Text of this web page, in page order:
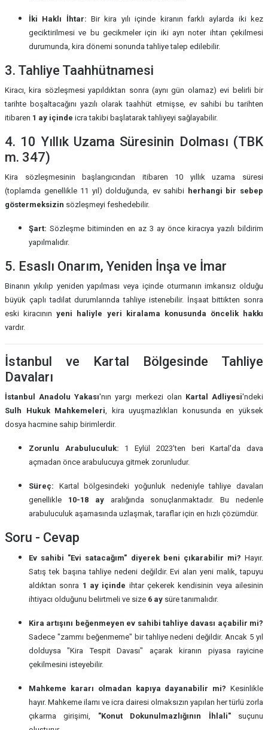
İki Haklı İhtar: Bir kira yılı içinde kiranın farklı aylarda iki kez
geciktirilmesi ve bu gecikmeler için iki ayrı noter ihtarı çekilmesi
durumunda, kira dönemi sonunda tahliye talep edilebilir.
3. Tahliye Taahhütnamesi
Kiracı, kira sözleşmesi yapıldıktan sonra (aynı gün olamaz) evi belirli bir
tarihte boşaltacağını yazılı olarak taahhüt etmişse, ev sahibi bu tarihten
itibaren 1 ay içinde icra takibi başlatarak tahliyeyi sağlayabilir.
4. 10 Yıllık Uzama Süresinin Dolması (TBK
m. 347)
Kira sözleşmesinin başlangıcından itibaren 10 yıllık uzama süresi
(toplamda genellikle 11 yıl) dolduğunda, ev sahibi herhangi bir sebep
göstermeksizin sözleşmeyi feshedebilir.
Şart: Sözleşme bitiminden en az 3 ay önce kiracıya yazılı bildirim
yapılmalıdır.
5. Esaslı Onarım, Yeniden İnşa ve İmar
Binanın yıkılıp yeniden yapılması veya içinde oturmanın imkansız olduğu
büyük çaplı tadilat durumlarında tahliye istenebilir. İnşaat bittikten sonra
eski kiracınınyeni haliyle yeri kiralama konusunda öncelik hakkı
vardır.
İstanbul ve Kartal Bölgesinde Tahliye
Davaları
İstanbul Anadolu Yakası'nın yargı merkezi olan Kartal Adliyesi'ndeki
Sulh Hukuk Mahkemeleri, kira uyuşmazlıkları konusunda en yüksek
dosya hacmine sahip birimlerdir.
Zorunlu Arabuluculuk: 1 Eylül 2023'ten beri Kartal'da dava
açmadan önce arabulucuya gitmek zorunludur.
Süreç: Kartal bölgesindeki yoğunluk nedeniyle tahliye davaları
genellikle 10-18 ayaralığında sonuçlanmaktadır. Bu nedenle
arabuluculuk aşamasında uzlaşmak, taraflar için en hızlı çözümdür.
Soru - Cevap
Ev sahibi "Evi satacağım" diyerek beni çıkarabilir mi? Hayır.
Satış tek başına tahliye nedeni değildir. Evi alan yeni malik, tapuyu
aldıktan sonra 1 ay içinde ihtar çekerek kendisinin veya ailesinin
ihtiyacı olduğunu belirtmeli ve size 6 ay süre tanımalıdır.
Kira artışını beğenmeyen ev sahibi tahliye davası açabilir mi?
Sadece "zammı beğenmeme" bir tahliye nedeni değildir. Ancak 5 yıl
dolduysa "Kira Tespit Davası" açarak kiranın piyasa rayicine
çekilmesini isteyebilir.
Mahkeme kararı olmadan kapıya dayanabilir mi? Kesinlikle
hayır. Mahkeme ilamı ve icra dairesi olmaksızın yapılan her türlü zorla
çıkarma girişimi, "Konut Dokunulmazlığının İhlali"suçunu